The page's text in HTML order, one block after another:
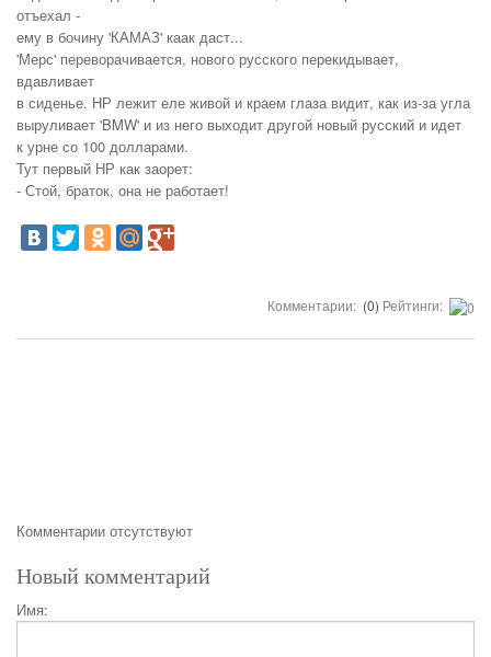
отъехал -
ему в бочину 'КАМАЗ' каак даст...
'Мерс' переворачивается, нового русского перекидывает,
вдавливает
в сиденье. НР лежит еле живой и краем глаза видит, как из-за угла
выруливает 'BMW' и из него выходит другой новый русский и идет
к урне со 100 долларами.
Тут первый НР как заорет:
- Стой, браток, она не работает!
Комментарии: (0) Рейтинги:
Комментарии отсутствуют
Новый комментарий
Имя: